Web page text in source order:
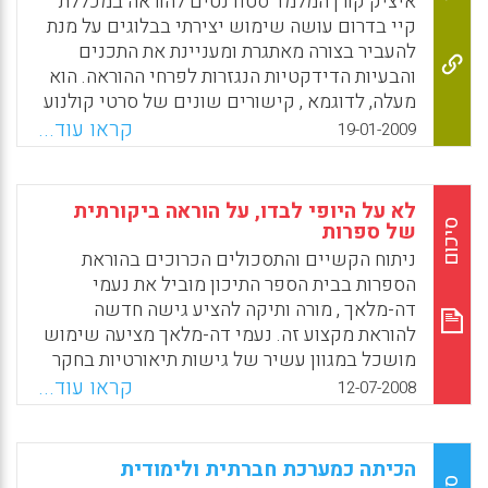
WhatsApp
Facebook
Email
X
קיי בדרום עושה שימוש יצירתי בבלוגים על מנת
להעביר בצורה מאתגרת ומעניינת את התכנים
והבעיות הדידקטיות הנגזרות לפרחי ההוראה. הוא
מעלה, לדוגמא , קישורים שונים של סרטי קולנוע
על מנת לעורר עניין בפרחי ההוראה המגיבים
בבלוגים ודנים בבעיות שהוזכרו במהלך השיעור .
כמו כן , הוא מעלה מצגות שלו ושל הסטודנטים
לבלוגים החינוכיים אשר הקים באינטרנט .
WhatsApp
Facebook
Email
X
19-01-2009 קראו עוד...
סיכום
לא על היופי לבדו, על הוראה ביקורתית
של ספרות
ניתוח הקשיים והתסכולים הכרוכים בהוראת
הספרות בבית הספר התיכון מוביל את נעמי
דה-מלאך , מורה ותיקה להציע גישה חדשה
להוראת מקצוע זה. נעמי דה-מלאך מציעה שימוש
מושכל במגוון עשיר של גישות תיאורטיות בחקר
הספרות : תיאוריות של קריאה , תיאוריות
פמיניסטיות ותיאוריות חברתיות המשולבות עם
תובנות של הפדגוגיה הביקורתית. תוך כך נחשפים
היבטים חברתיים הנדחקים בהוראה הסטנדרטית
12-07-2008 קראו עוד...
הכיתה כמערכת חברתית ולימודית